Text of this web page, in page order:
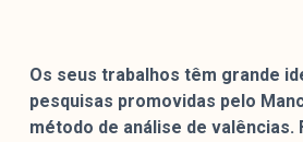
Os seus trabalhos têm grande
pesquisas promovidas pelo
método de análise de valências.